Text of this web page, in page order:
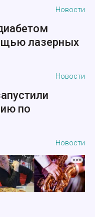
Новости
лазерных
Новости
по
Новости